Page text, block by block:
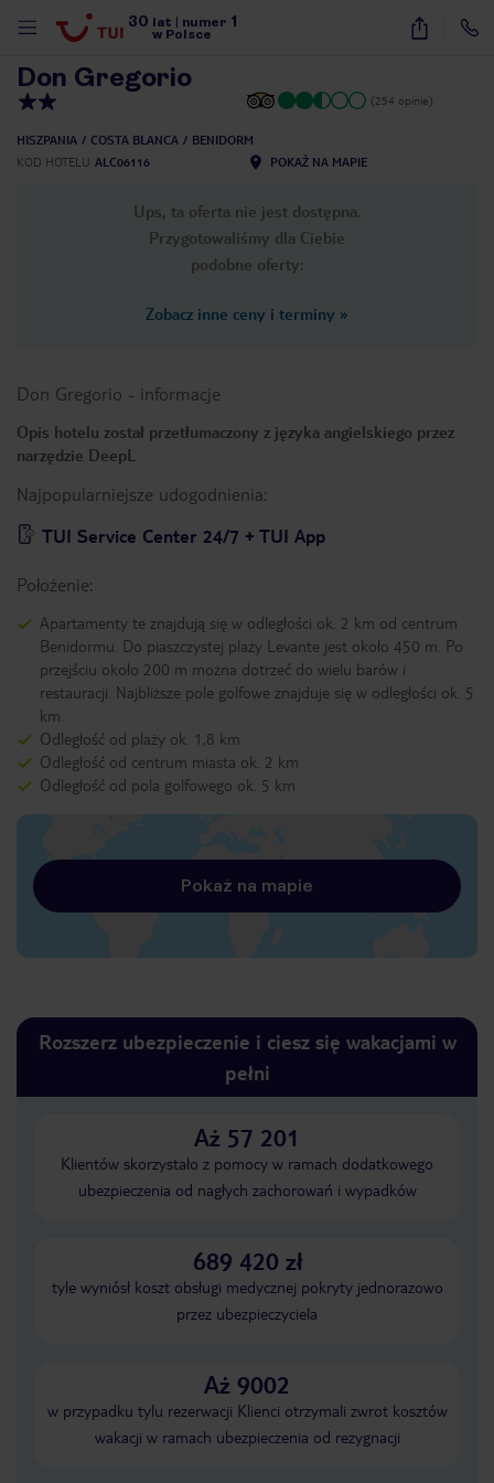
30 lat numer 1
w Polsce
14
Don Gregorio
(254 opinie)
HISZPANIA COSTA BLANCA
BENIDORM
KOD HOTELU ALC06116 POKAŻ NA MAPIE
Ups, ta oferta nie jest dostępna.
Przygotowaliśmy dla Ciebie
podobne oferty:
Zobacz inne ceny i terminy »
Don Gregorio - informacje
Opis hotelu został przetłumaczony z języka angielskiego przez
narzędzie DeepL
Najpopularniejsze udogodnienia:
TUI Service Center 24/7 + TUI App
Położenie:
Apartamenty te znajdują się w odległości ok. 2 km od centrum
Benidormu. Do piaszczystej plaży Levante jest około 450 m. Po
przejściu około 200 m można dotrzeć do wielu barów i
restauracji. Najbliższe pole golfowe znajduje się w odległości ok. 5
km.
Odległość od plaży ok. 1,8 km
Odległość od centrum miasta ok. 2 km
Odległość od pola golfowego ok. 5 km
Pokaż na mapie
Rozszerz ubezpieczenie i ciesz się wakacjami w
pełni
Aż 57 201
Klientów skorzystało z pomocy w ramach dodatkowego
ubezpieczenia od nagłych zachorowań i wypadków
689 420 zł
tyle wyniósł koszt obsługi medycznej pokryty jednorazowo
przez ubezpieczyciela
Aż 9002
w przypadku tylu rezerwacji Klienci otrzymali zwrot kosztów
wakacji w ramach ubezpieczenia od rezygnacji